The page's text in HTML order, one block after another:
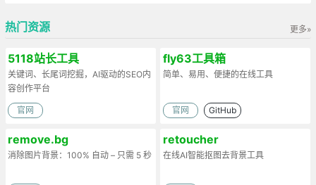
更多»
热门资源
5118站长工具
关键词、长尾词挖掘，AI驱动的SEO内
容创作平台
官网
fly63工具箱
简单、易用、便捷的在线工具
官网 GitHub
remove.bg
消除图片背景：100% 自动 – 只需 5 秒
retoucher
在线AI智能抠图去背景工具